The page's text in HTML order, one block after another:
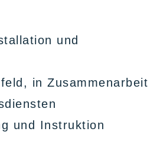
und
in Zusammenarbeit
und Instruktion